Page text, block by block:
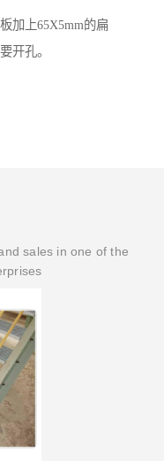
加上65X5mm的扁
开孔。
sales in one of the